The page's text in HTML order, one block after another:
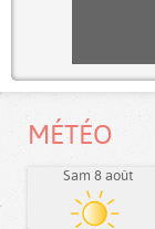
MÉTÉO
Sam 8 août